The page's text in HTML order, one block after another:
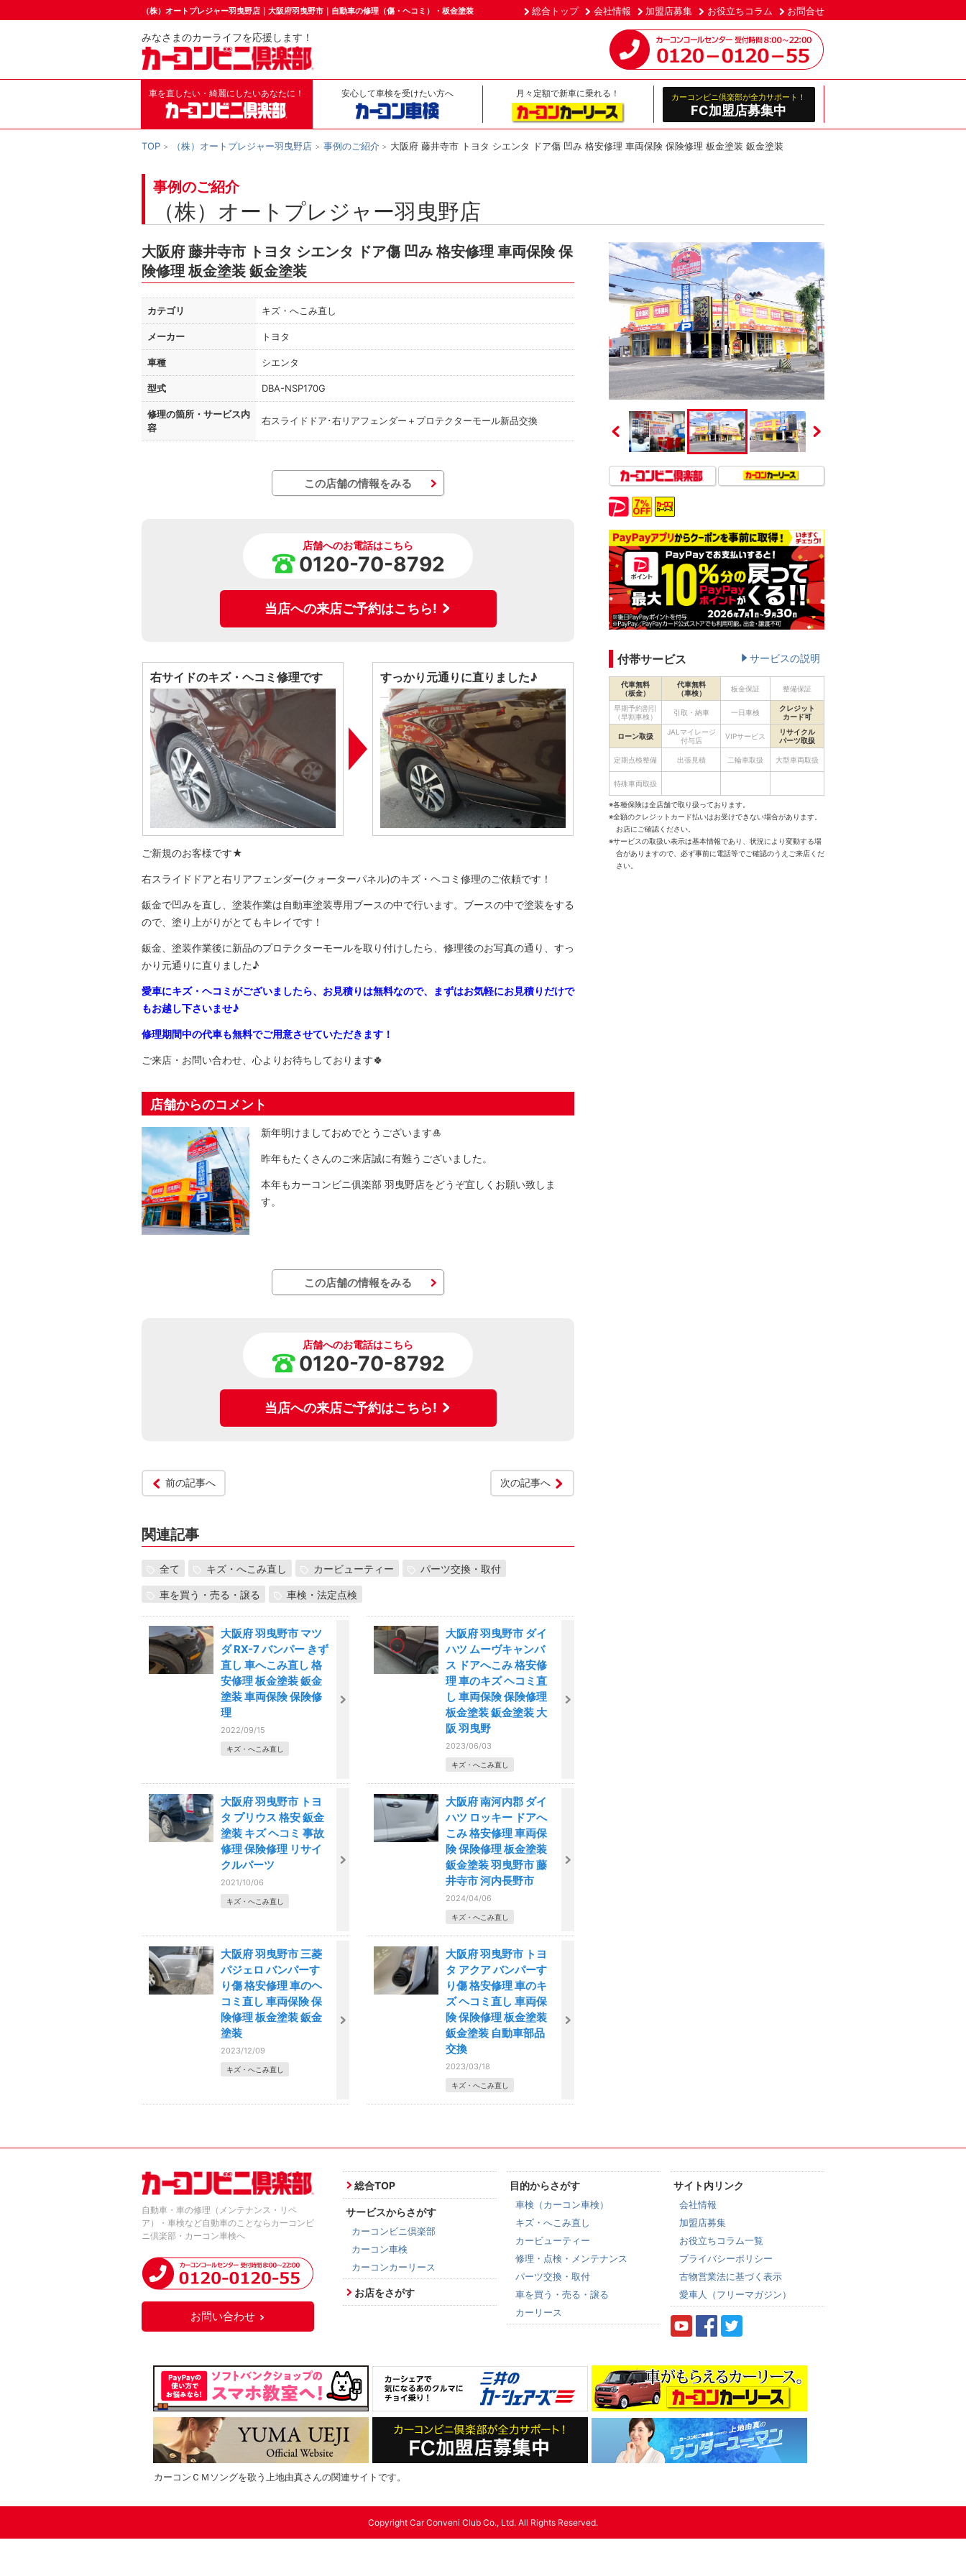
（株）オートプレジャー羽曳野店｜大阪府羽曳野市｜自動車の修理（傷・ヘコミ）・板金塗装 総合トップ 会社情報 加盟店募集 お役立ちコラム お問合せ
みなさまのカーライフを応援します！
車を直したい・綺麗にしたいあなたに！ 安心して車検を受けたい方へ 月々定額で新車に乗れる！ カーコンビニ倶楽部が全力サポート！
FC加盟店募集中
TOP （株）オートプレジャー羽曳野店 事例のご紹介 大阪府 藤井寺市 トヨタ シエンタ ドア傷 凹み 格安修理 車両保険 保険修理 板金塗装 鈑金塗装
事例のご紹介
（株）オートプレジャー羽曳野店
大阪府 藤井寺市 トヨタ シエンタ ドア傷 凹み 格安修理 車両保険 保
険修理 板金塗装 鈑金塗装
カテゴリ キズ・へこみ直し
メーカー トヨタ
車種 シエンタ
型式 DBA-NSP170G
修理の箇所・ サービス内
容
右スライドドア･右リアフェンダー＋プロテクターモール新品交換
この店舗の情報をみる
店舗へのお電話はこちら
0120-70-8792
当店への来店ご予約はこちら!
右サイドのキズ・ヘコミ修理です すっかり元通りに直りました♪
ご新規のお客様です★
右スライドドアと右リアフェンダー(クォーターパネル)のキズ・ヘコミ修理のご依頼です！
鈑金で凹みを直し、塗装作業は自動車塗装専用ブースの中で行います。ブースの中で塗装をする
ので、塗り上がりがとてもキレイです！
鈑金、塗装作業後に新品のプロテクターモールを取り付けしたら、修理後のお写真の通り、すっ
かり元通りに直りました♪
愛車にキズ・ヘコミがございましたら、お見積りは無料なので、まずはお気軽にお見積りだけで
もお越し下さいませ♪
修理期間中の代車も無料でご用意させていただきます！
ご来店・お問い合わせ、心よりお待ちしております🍀
店舗からのコメント
新年明けましておめでとうございます🎍
昨年もたくさんのご来店誠に有難うございました。
本年もカーコンビニ俱楽部 羽曳野店をどうぞ宜しくお願い致しま
す。
この店舗の情報をみる
店舗へのお電話はこちら
0120-70-8792
当店への来店ご予約はこちら!
前の記事へ 次の記事へ
関連記事
全て キズ・へこみ直し カービューティー パーツ交換・取付
車を買う・売る・譲る 車検・法定点検
大阪府 羽曳野市 マツ
ダ RX-7 バンパー きず
直し 車へこみ直し 格
安修理 板金塗装 鈑金
塗装 車両保険 保険修
理
2022/09/15
キズ・へこみ直し
大阪府 羽曳野市 ダイ
ハツ ムーヴキャンバ
ス ドアへこみ 格安修
理 車のキズ ヘコミ直
し 車両保険 保険修理
板金塗装 鈑金塗装 大
阪 羽曳野
2023/06/03
キズ・へこみ直し
大阪府 羽曳野市 トヨ
タ プリウス 格安 鈑金
塗装 キズ ヘコミ 事故
修理 保険修理 リサイ
クルパーツ
2021/10/06
キズ・へこみ直し
大阪府 南河内郡 ダイ
ハツ ロッキー ドアへ
こみ 格安修理 車両保
険 保険修理 板金塗装
鈑金塗装 羽曳野市 藤
井寺市 河内長野市
2024/04/06
キズ・へこみ直し
大阪府 羽曳野市 三菱
パジェロ バンパーす
り傷 格安修理 車のヘ
コミ直し 車両保険 保
険修理 板金塗装 鈑金
塗装
2023/12/09
キズ・へこみ直し
大阪府 羽曳野市 トヨ
タ アクア バンパーす
り傷 格安修理 車のキ
ズ ヘコミ直し 車両保
険 保険修理 板金塗装
鈑金塗装 自動車部品
交換
2023/03/18
キズ・へこみ直し
付帯サービス サービスの説明
代車無料
（板金）
代車無料
（車検）
板金保証 整備保証
早期予約割引
（早割車検）
引取・納車 一日車検
クレジット
カード可
ローン取扱
JALマイレージ
付与店
VIPサービス
リサイクル
パーツ取扱
定期点検整備 出張見積 二輪車取扱 大型車両取扱
特殊車両取扱
※各種保険は全店舗で取り扱っております。
※全額のクレジットカード払いはお受けできない場合があります。
お店にご確認ください。
※サービスの取扱い表示は基本情報であり、状況により変動する場
合がありますので、必ず事前に電話等でご確認のうえご来店くだ
さい。
自動車・車の修理（メンテナンス・リペ
ア）・車検など自動車のことならカーコンビ
ニ倶楽部・カーコン車検へ
お問い合わせ
総合TOP
サービスからさがす
カーコンビニ倶楽部
カーコン車検
カーコンカーリース
お店をさがす
目的からさがす
車検（カーコン車検）
キズ・へこみ直し
カービューティー
修理・点検・メンテナンス
パーツ交換・取付
車を買う・売る・譲る
カーリース
サイト内リンク
会社情報
加盟店募集
お役立ちコラム一覧
プライバシーポリシー
古物営業法に基づく表示
愛車人（フリーマガジン）
カーコンＣＭソングを歌う上地由真さんの関連サイトです。
Copyright Car Conveni Club Co., Ltd. All Rights Reserved.